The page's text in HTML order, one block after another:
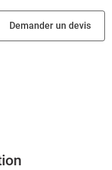
Demander un devis